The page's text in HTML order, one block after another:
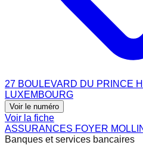
27 BOULEVARD DU PRINCE
LUXEMBOURG
Voir le numéro
Voir la fiche
ASSURANCES FOYER
Banques et services bancaires